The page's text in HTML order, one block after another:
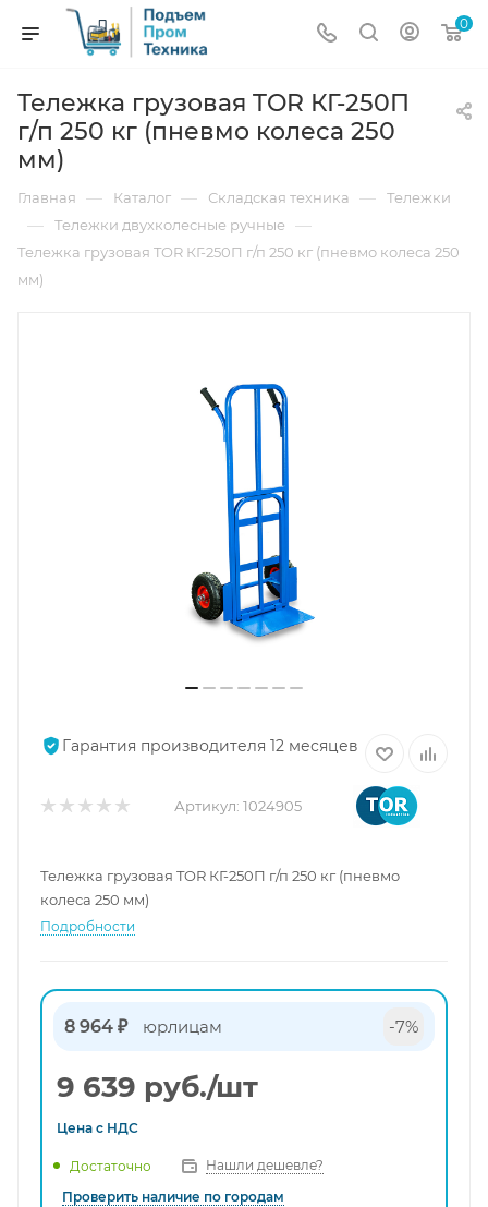
0
Тележка грузовая TOR КГ-250П
г/п 250 кг (пневмо колеса 250
мм)
Главная — Каталог — Складская техника — Тележки
— Тележки двухколесные ручные —
Тележка грузовая TOR КГ-250П г/п 250 кг (пневмо колеса 250
мм)
Гарантия производителя 12 месяцев
Артикул: 1024905
Тележка грузовая TOR КГ-250П г/п 250 кг (пневмо
колеса 250 мм)
Подробности
8 964 ₽ юрлицам -7%
9 639 руб./шт
Цена с НДС
Достаточно
Нашли дешевле?
Проверить наличие по городам